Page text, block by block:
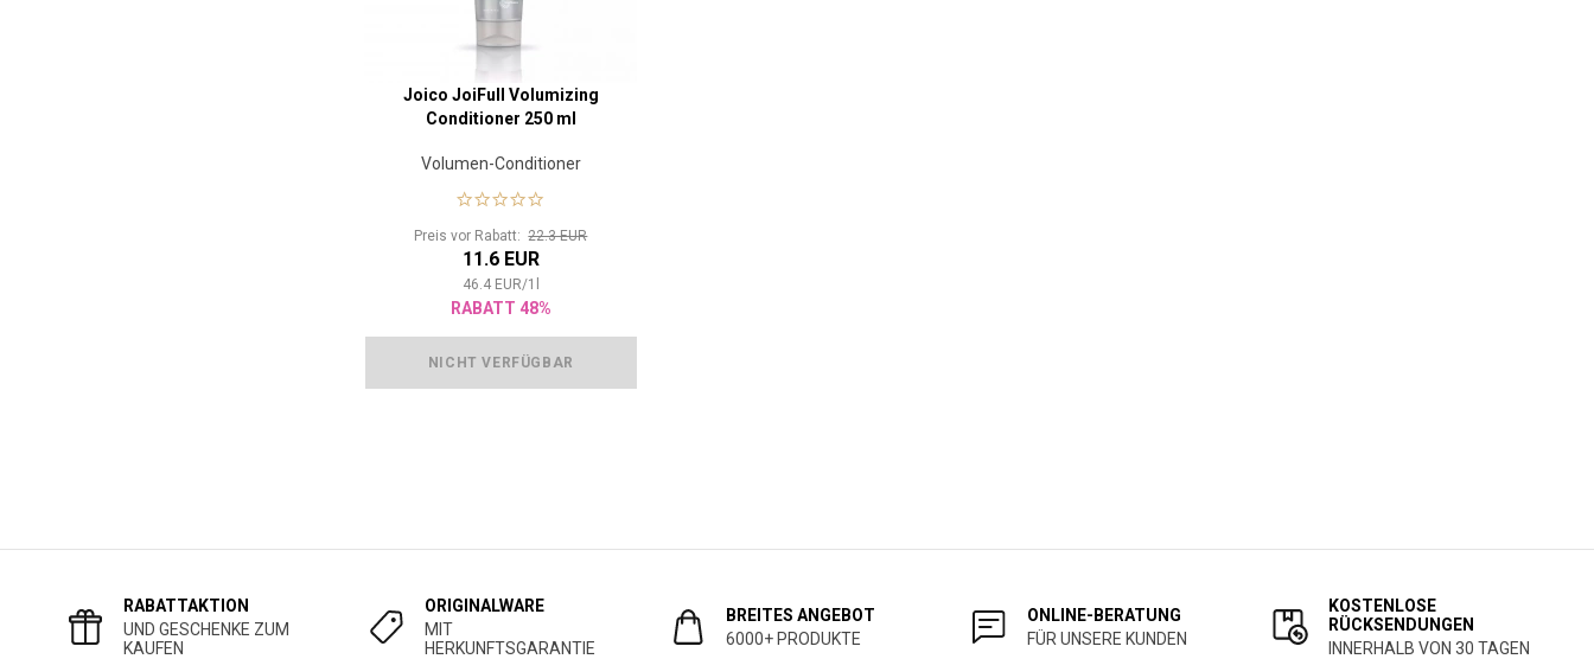
Joico JoiFull Volumizing
Conditioner 250 ml
Volumen-Conditioner
Preis vor Rabatt:22.3 EUR
11.6 EUR
46.4 EUR/1
RABATT 48%
NICHT VERFÜGBAR
RABATTAKTION
UND GESCHENKE ZUM
KAUFEN
ORIGINALWARE
MIT
HERKUNFTSGARANTIE
BREITES ANGEBOT
6000+ PRODUKTE
ONLINE-BERATUNG
FÜR UNSERE KUNDEN
KOSTENLOSE
RÜCKSENDUNGEN
INNERHALB VON 30 TAGEN